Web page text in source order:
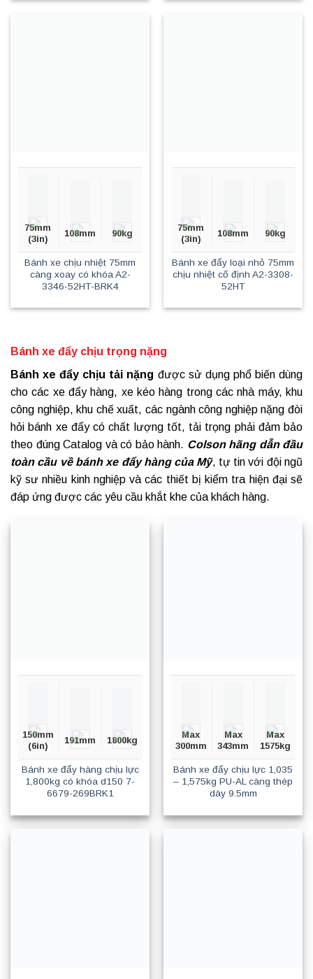
75mm
(3in)
108mm 90kg
Bánh xe chịu nhiệt 75mm
càng xoay có khóa A2-
3346-52HT-BRK4
75mm
(3in)
108mm 90kg
Bánh xe đẩy loại nhỏ 75mm
chịu nhiệt cố định A2-3308-
52HT
Bánh xe đẩy chịu trọng nặng
Bánh xe đẩy chịu tải nặng được sử dụng phổ biến dùng
cho các xe đẩy hàng, xe kéo hàng trong các nhà máy, khu
công nghiệp, khu chế xuất, các ngành công nghiệp nặng đòi
hỏi bánh xe đẩy có chất lượng tốt, tải trọng phải đảm bảo
theo đúng Catalog và có bảo hành. Colson hãng dẫn đầu
toàn cầu về bánh xe đẩy hàngcủa Mỹ, tự tin với đội ngũ
kỹ sư nhiều kinh nghiệp và các thiết bị kiểm tra hiện đại sẽ
đáp ứng được các yêu cầu khắt khe của khách hàng.
150mm
(6in)
191mm 1800kg
Bánh xe đẩy hàng chịu lực
1,800kg có khóa d150 7-
6679-269BRK1
Max
300mm
Max
343mm
Max
1575kg
Bánh xe đẩy chịu lực 1,035
– 1,575kg PU-AL càng thép
dày 9.5mm